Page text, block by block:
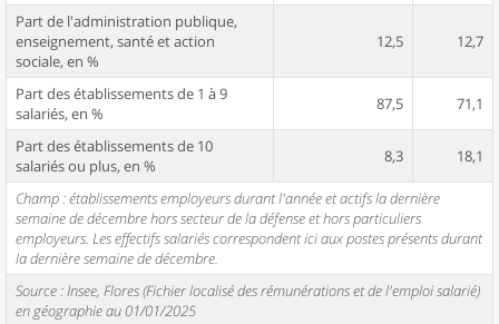
Part de l'administration publique,
enseignement, santé et action
sociale, en %
12,5 12,7
Part des établissements de 1 à 9
salariés, en %
87,5 71,1
Part des établissements de 10
salariés ou plus, en %
8,3 18,1
Champ : établissements employeurs durant l'année et actifs la dernière
semaine de décembre hors secteur de la défense et hors particuliers
employeurs. Les effectifs salariés correspondent ici aux postes présents durant
la dernière semaine de décembre.
Source : Insee, Flores (Fichier localisé des rémunérations et de l'emploi salarié)
en géographie au 01/01/2025